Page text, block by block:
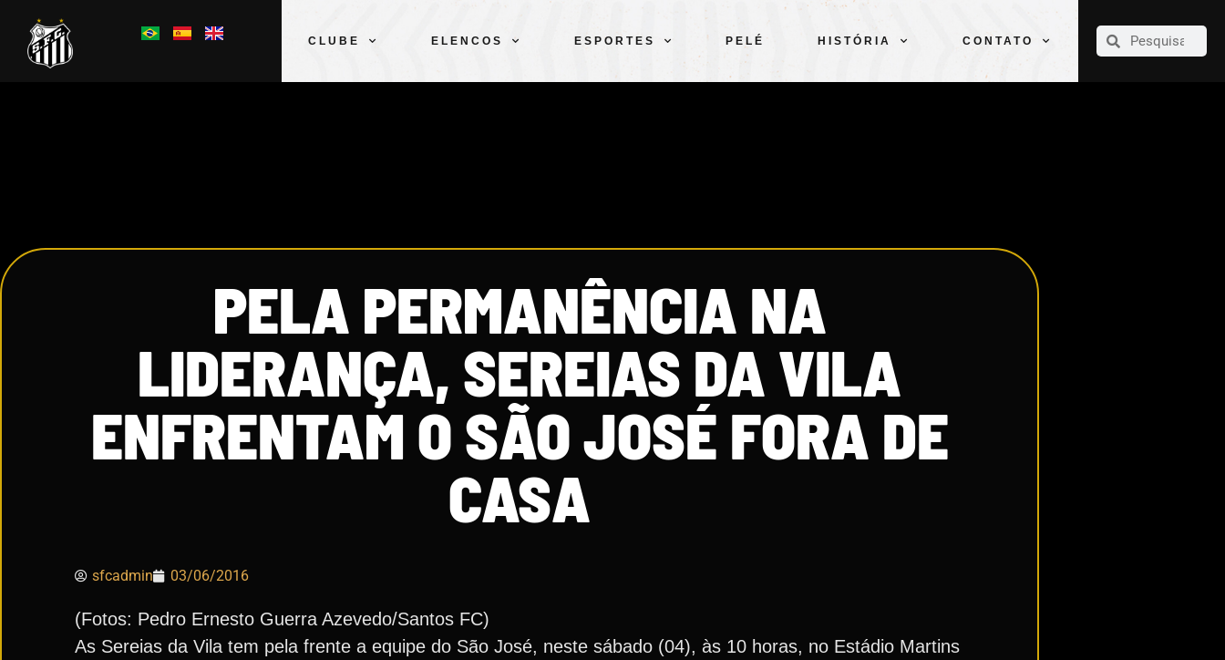
CLUBE ELENCOS ESPORTES PELÉ HISTÓRIA CONTATO
CLUBE
PELA PERMANÊNCIA NA
LIDERANÇA, SEREIAS DA VILA
ENFRENTAM O SÃO JOSÉ FORA DE
CASA
sfcadmin 03/06/2016
(Fotos: Pedro Ernesto Guerra Azevedo/Santos FC)
As Sereias da Vila tem pela frente a equipe do São José, neste sábado (04), às 10 horas, no Estádio Martins